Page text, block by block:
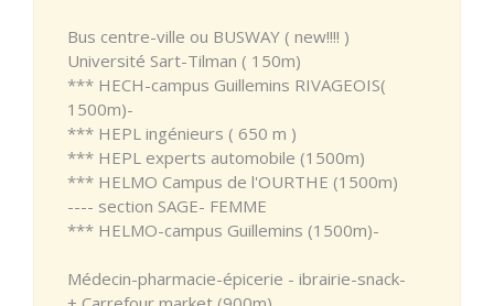
Bus centre-ville ou BUSWAY ( new!!!! )
Université Sart-Tilman ( 150m)
*** HECH-campus Guillemins RIVAGEOIS(
1500m)-
*** HEPL ingénieurs ( 650 m )
*** HEPL experts automobile (1500m)
*** HELMO Campus de l'OURTHE (1500m)
---- section SAGE- FEMME
*** HELMO-campus Guillemins (1500m)-
Médecin-pharmacie-épicerie - ibrairie-snack-